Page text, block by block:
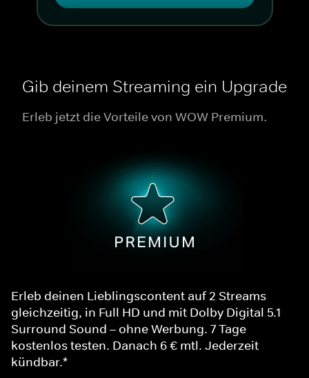
Gib deinem Streaming ein Upgrade
Erleb jetzt die Vorteile von WOW Premium.
Erleb deinen Lieblingscontent auf 2 Streams
gleichzeitig, in Full HD und mit Dolby Digital 5.1
Surround Sound – ohne Werbung. 7 Tage
kostenlos testen. Danach 6 € mtl. Jederzeit
kündbar.*